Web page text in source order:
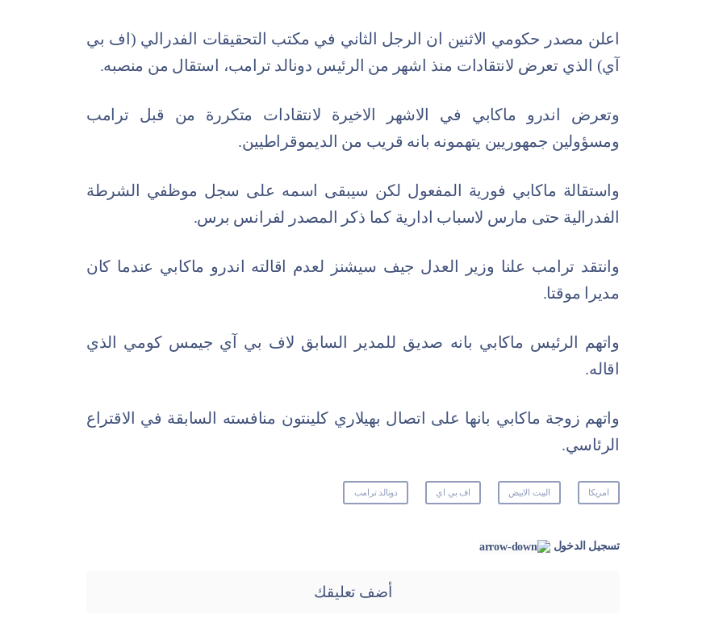
اعلن مصدر حكومي الاثنين ان الرجل الثاني في مكتب التحقيقات الفدرالي (اف بي
آي) الذي تعرض لانتقادات منذ اشهر من الرئيس دونالد ترامب، استقال من منصبه.
وتعرض اندرو ماكابي في الاشهر الاخيرة لانتقادات متكررة من قبل ترامب
ومسؤولين جمهوريين يتهمونه بانه قريب من الديموقراطيين.
واستقالة ماكابي فورية المفعول لكن سيبقى اسمه على سجل موظفي الشرطة
الفدرالية حتى مارس لاسباب ادارية كما ذكر المصدر لفرانس برس.
وانتقد ترامب علنا وزير العدل جيف سيشنز لعدم اقالته اندرو ماكابي عندما كان
مديرا موقتا.
واتهم الرئيس ماكابي بانه صديق للمدير السابق لاف بي آي جيمس كومي الذي
اقاله.
واتهم زوجة ماكابي بانها على اتصال بهيلاري كلينتون منافسته السابقة في الاقتراع
الرئاسي.
امريكا البيت الابيض اف بي اي دونالد ترامب
تسجيل الدخول
أضف تعليقك